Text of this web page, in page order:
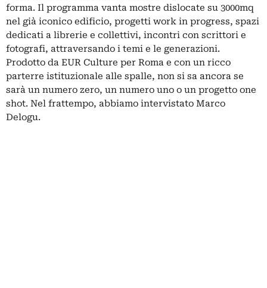
forma. Il programma vanta mostre dislocate su 3000mq
nel già iconico edificio, progetti work in progress, spazi
dedicati a librerie e collettivi, incontri con scrittori e
fotografi, attraversando i temi e le generazioni.
Prodotto da EUR Culture per Roma e con un ricco
parterre istituzionale alle spalle, non si sa ancora se
sarà un numero zero, un numero uno o un progetto one
shot. Nel frattempo, abbiamo intervistato Marco
Delogu.